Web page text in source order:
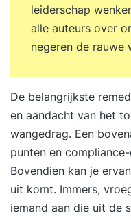
deze training is
vereist. - PE: 24
leiderschap
alle auteurs over
negeren de rauwe
De belangrijkste
en aandacht van het
wangedrag. Een
punten en
Bovendien kan je
uit komt. Immers,
iemand aan die uit de